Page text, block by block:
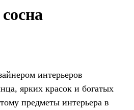
интерьеров
ярких красок и богатых
предметы интерьера в